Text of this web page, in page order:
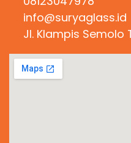
info@suryaglass.id
Jl. Klampis Semolo